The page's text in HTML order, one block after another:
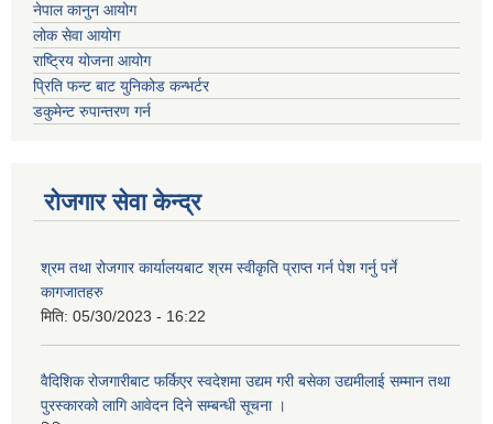
नेपाल कानुन आयोग
लोक सेवा आयोग
राष्ट्रिय योजना आयोग
प्रिति फन्ट बाट युनिकोड कन्भर्टर
डकुमेन्ट रुपान्तरण गर्न
रोजगार सेवा केन्द्र
श्रम तथा रोजगार कार्यालयबाट श्रम स्वीकृति प्राप्त गर्न पेश गर्नु पर्ने
कागजातहरु
मिति: 05/30/2023 - 16:22
वैदिशिक रोजगारीबाट फर्किएर स्वदेशमा उद्यम गरी बसेका उद्यमीलाई सम्मान तथा
पुरस्कारको लागि आवेदन दिने सम्बन्धी सूचना ।